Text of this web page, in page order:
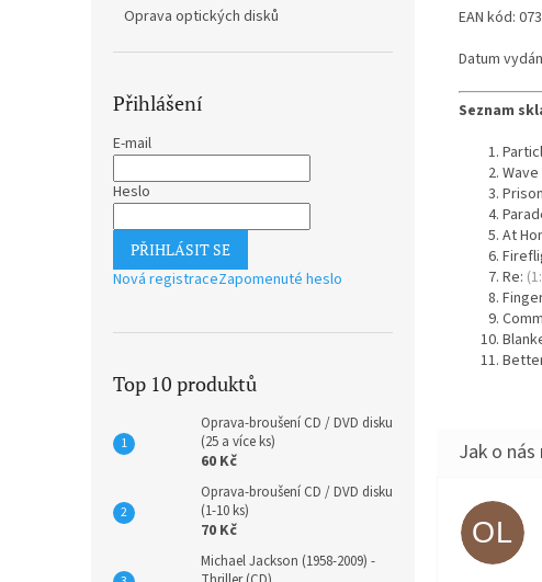
Oprava optických disků
Přihlášení
E-mail
Heslo
PŘIHLÁSIT SE
Nová registraceZapomenuté heslo
Top 10 produktů
Oprava-broušení CD / DVD disku
(25 a více ks)
60 Kč
Oprava-broušení CD / DVD disku
(1-10 ks)
70 Kč
Michael Jackson (1958-2009) -
EAN kód:
Datum
Seznam
At
Re:
OL